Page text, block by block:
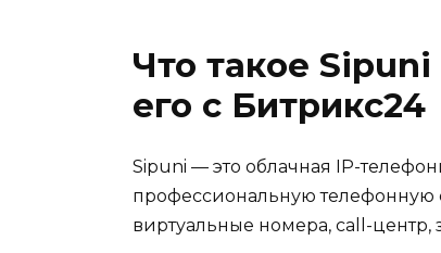
Что такое
его с Битрикс24
Sipuni — это облачная IP-
профессиональную телефонную
виртуальные номера, call-центр,